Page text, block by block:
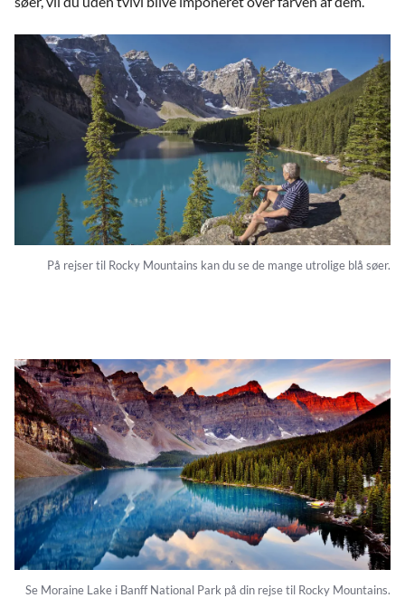
På rejser til Rocky Mountains kan du se de mange utrolige blå søer.
Se Moraine Lake i Banff National Park på din rejse til Rocky Mountains.